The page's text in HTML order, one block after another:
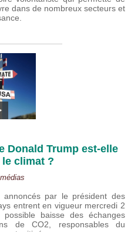
dans de nombreux secteurs et
Donald Trump est-elle
climat ?
par le président des
entrent en vigueur mercredi 2
baisse des échanges
de CO2, responsables du